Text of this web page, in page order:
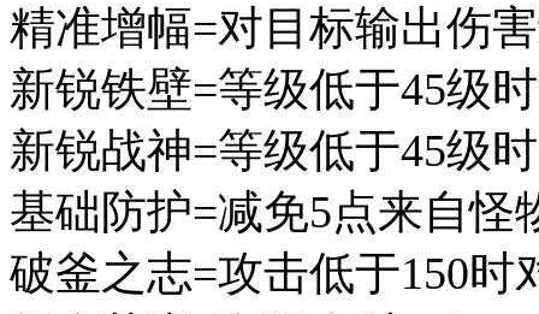
精准增幅=对目标输出伤
新锐铁壁=等级低于45级
新锐战神=等级低于45级
基础防护=减免5点来自怪
破釜之志=攻击低于150时